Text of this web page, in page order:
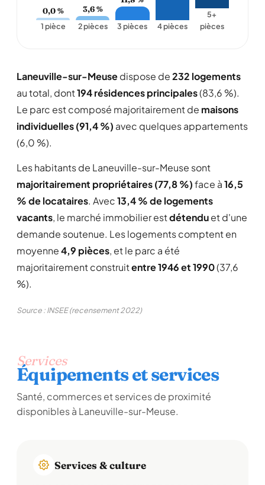
0,0 %
1 pièce
3,6 %
2 pièces
3 pièces 4 pièces
5+
pièces
Laneuville-sur-Meusedispose de232 logements
au total, dont194 résidences principales(83,6 %).
Le parc est composé majoritairement de maisons
individuelles (91,4 %) avec quelques appartements
(6,0 %).
Les habitants de Laneuville-sur-Meuse sont
majoritairement propriétaires (77,8 %)face à16,5
% de locataires. Avec13,4 % de logements
vacants, le marché immobilier estdétenduet d'une
demande soutenue. Les logements comptent en
moyenne4,9 pièces, et le parc a été
majoritairement construitentre 1946 et 1990(37,6
%).
Source : INSEE (recensement 2022)
Services
Équipements et services
Santé, commerces et services de proximité
disponibles à Laneuville-sur-Meuse.
Services & culture